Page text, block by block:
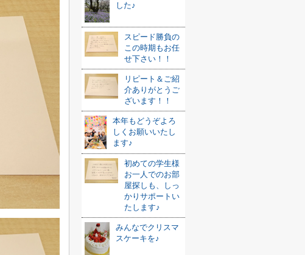
した♪
スピード勝負の
この時期もお任
せ下さい！！
リピート＆ご紹
介ありがとうご
ざいます！！
本年もどうぞよろ
しくお願いいたし
ます♪
初めての学生様
お一人でのお部
屋探しも、しっ
かりサポートい
たします♪
みんなでクリスマ
スケーキを♪